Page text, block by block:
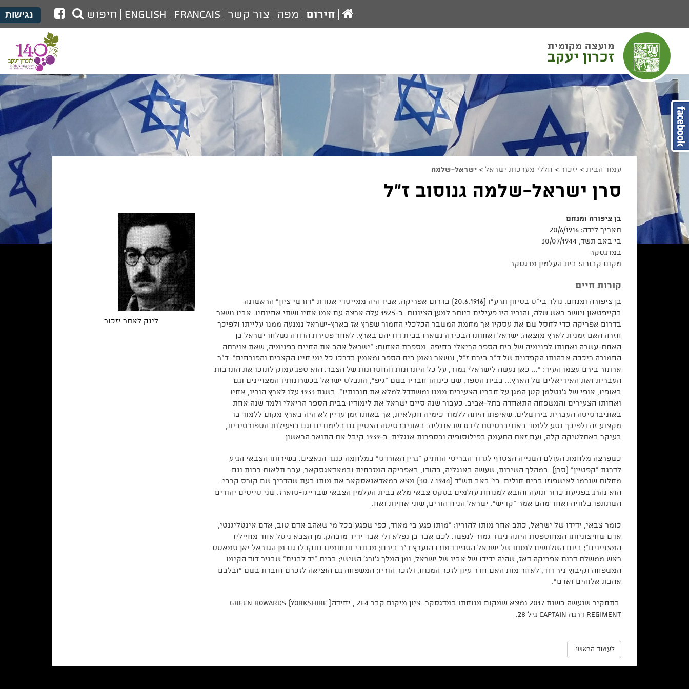
הגדל גודל פונט
הקטן גודל פונט
מצב ניגודיות גבוהה
מצב ניגודיות נמוכה
הצג קישורים
הצהרת נגישות
נגישות
עמוד
הבית
חירום מפה צור קשר Francais
English חיפוש
לעמוד
הפייסבוק
של
מועצת
זכרון
יעקב
עמוד הבית > יזכור > חללי מערכות ישראל > ישראל-שלמה
סרן ישראל-שלמה גנוסוב ז"ל
בן ציפורה ומנחם
תאריך לידה: 20/6/1916
בי באב תשד, 30/07/1944
במדגסקר
מקום קבורה: בית העלמין מדגסקר
קורות חיים
בן ציפורה ומנחם. נולד בי"ט בסיוון תרע"ו (20.6.1916) בדרום אפריקה. אביו היה ממייסדי אגודת "דורשי ציון" הראשונה
בקייפטאון ויושב ראש שלה, והוריו היו פעילים ביותר למען הציונות. ב-1925 עלה ארצה עם אמו אחיו ושתי אחיותיו. אביו נשאר
בדרום אפריקה כדי לחסל שם את עסקיו אך מחמת המשבר הכלכלי החמור שפרץ אז בארץ-ישראל נמנעה ממנו עלייתו ולפיכך
חזרה האם זמנית לארץ מוצאה. ישראל ואחותו הבכירה נשארו בבית דודיהם בארץ. לאחר פטירת הדודה נשלחו ישראל בן
האחת-עשרה ואחותו לפנימיה של בית הספר הריאלי בחיפה. מספרת האחות: "ישראל אהב את החיים בפנימיה, שאת אוירתה
החמורה ריככה אבהותו הקפדנית של ד"ר בירם ז"ל, ונשאר נאמן בית הספר ומאמין בדרכו כל ימי חייו הקצרים והפורחים". ד"ר
ארתור בירם עצמו העיד: "... כאן נעשה לישראלי גמור, על כל היתרונות והחסרונות של הצבר. הוא ספג עמוק לתוכו את התרבות
העברית ואת האידיאלים של הארץ... בבית הספר, שם כינוהו חבריו בשם "גיפ", התבלט ישראל בכשרונותיו המצויינים וגם
באופיו, אופי של ג'נטלמן קטן המגן על חבריו הצעירים ממנו ומשתדל למלא את חובותיו". בשנת 1933 עלו לארץ הוריו, אחיו
ואחותו הצעירים והמשפחה התאחדה בתל-אביב. כעבור שנה סיים ישראל את לימודיו בבית הספר הריאלי ולמד שנה אחת
באוניברסיטה העברית בירושלים. שאיפתו היתה ללמוד כימיה חקלאית, אך באותו זמן עדיין לא היה בארץ מקום ללמוד בו
מקצוע זה ולפיכך נסע ללמוד באוניברסיטת לידס שבאנגליה. באוניברסיטה הצטיין גם בלימודים וגם בפעילות הספורטיבית,
בעיקר באתלטיקה קלה, ועם זאת התעמק בפילוסופיה ובספרות אנגלית. ב-1939 קיבל את התואר הראשון.
כשפרצה מלחמת העולם השנייה הצטרף לגדוד הבריטי הוותיק "גרין האורדס" במלחמה כנגד הנאצים. בשירותו הצבאי הגיע
לדרגת "קפטיין" (סרן). במהלך השירות, שעשה באנגליה, בהודו, באפריקה המזרחית ובמאדאגסקאר, עבר תלאות רבות וגם
מחלות שגרמו לאישפוזו בבית חולים. בי' באב תש"ד (30.7.1944) מצא במאדאגאסקאר את מותו בעת שהדריך שם קורס קרבי.
הוא נהרג בפגיעת כדור תועה והובא למנוחת עולמים בטקס צבאי מלא בבית העלמין הצבאי שבדייגו-סוארז. שני טייסים יהודים
השתתפו בלוויה ואחד מהם אמר "קדיש". ישראל הניח הורים, שתי אחיות ואח.
כומר צבאי, ידידו של ישראל, כתב אחר מותו להוריו: "מותו פגע בי מאוד, כפי שפגע בכל מי שאהב אדם טוב, אדם אינטליגנטי,
אדם שחיצוניותו המחוספסת היתה ניגוד גמור לנפשו. לכם אבד בן נפלא ולי אבד ידיד מובהק. מן הצבא ניטל אחד מחייליו
המצויינים;" ביום השלושים למותו של ישראל הספידו מורו הנערץ ד"ר בירם; מכתבי תנחומים נתקבלו גם מן הגנראל יאן סמאטס
ראש ממשלת דרום אפריקה דאז, שהיה ידידו של אביו של ישראל, ומן המלך ג'ורג' השישי; בבית "יד לבנים" שבניר דוד הקימו
המשפחה וקיבוץ ניר דוד, לאחר מות האם חדר עיון לזכר המנוח, ולזכר הוריו; המשפחה גם הוציאה לזכרם חוברת בשם "ובלבם
אהבת אלוהים ואדם".
בתחקיר שנעשה בשנת 2017 נמצא שמקום מנוחתו במדגסקר. ציון מיקום קבר 2F4 , יחידה( Green Howards (Yorkshire
Regiment דרגה Captain גיל 28.
לינק לאתר יזכור
לעמוד הראשי